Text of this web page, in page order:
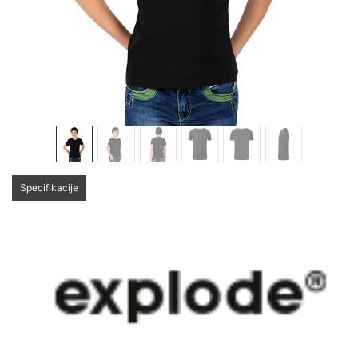
Specifikacije